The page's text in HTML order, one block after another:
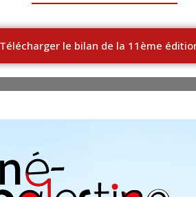
Télécharger le bilan de la 11ème